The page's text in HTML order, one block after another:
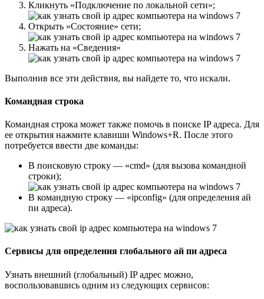
Кликнуть «Подключение по локальной сети»;
Открыть «Состояние» сети;
Нажать на «Сведения»
Выполнив все эти действия, вы найдете то, что искали.
Командная строка
Командная строка может также помочь в поиске IP адреса. Для
ее открытия нажмите клавиши Windows+R. После этого
потребуется ввести две команды:
В поисковую строку — «cmd» (для вызова командной
строки);
В командную строку — «ipconfig» (для определения ай
пи адреса).
Сервисы для определения глобального ай пи адреса
Узнать внешний (глобальный) IP адрес можно,
воспользовавшись одним из следующих сервисов: